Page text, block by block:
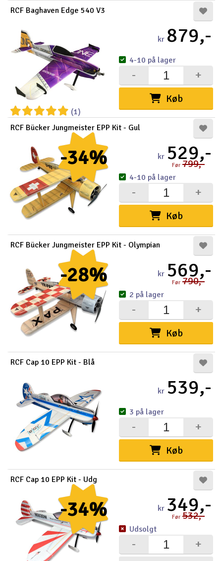
RCF Baghaven Edge 540 V3
(1)
kr 879,-
Køb
+
-
4-10 på lager
-34%
RCF Bücker Jungmeister EPP Kit - Gul
kr 529,-
Før 799,-
Køb
+
-
4-10 på lager
-28%
RCF Bücker Jungmeister EPP Kit - Olympian
kr 569,-
Før 790,-
Køb
+
-
2 på lager
RCF Cap 10 EPP Kit - Blå
kr 539,-
Køb
+
-
3 på lager
-34%
RCF Cap 10 EPP Kit - Udg
kr 349,-
Før 532,-
+
-
Udsolgt